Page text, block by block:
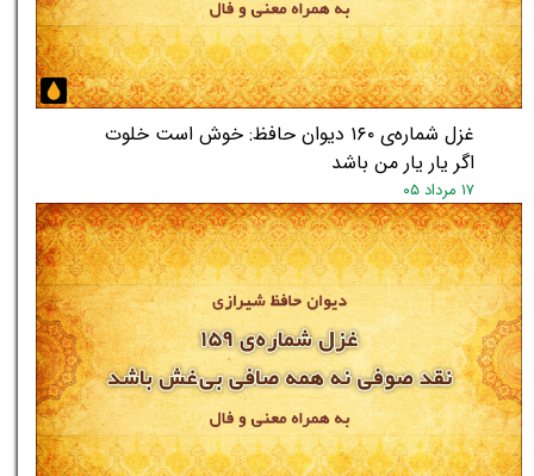
غزل شماره‌ی ۱۶۰ دیوان حافظ: خوش است خلوت
اگر یار یار من باشد
۱۷ مرداد ۰۵